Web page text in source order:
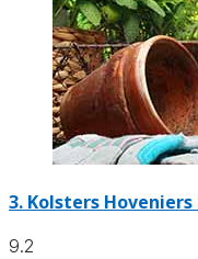
3. Kolsters Hoveniers
9.2